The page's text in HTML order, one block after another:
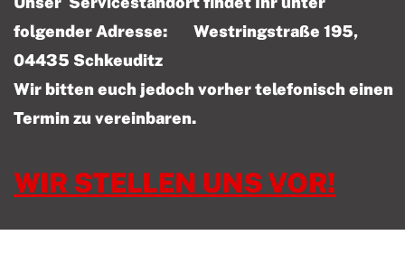
folgender Adresse: Westringstraße 195,
04435 Schkeuditz
Wir bitten euch jedoch vorher telefonisch einen
Termin zu vereinbaren.
WIR STELLEN UNS VOR!